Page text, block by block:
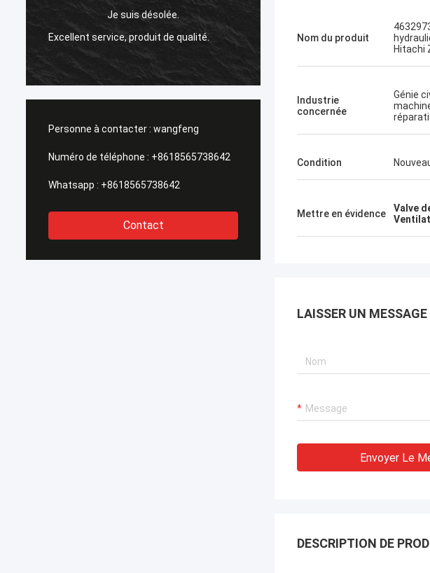
Je suis désolée.
service, produit de qualité.
Sanok Nižehorodsky est une ville du nord
Un service de gestion, une visite rapide.
Personne à contacter : wangfeng
Numéro de téléphone : +8618565738642
Whatsapp : +8618565738642
Contact
Nom du produit
Hitachi
Industrie
concernée
Génie
Condition
Mettre en évidence Valve
LAISSER UN MESSAGE
Envoyer Le
DESCRIPTION DE